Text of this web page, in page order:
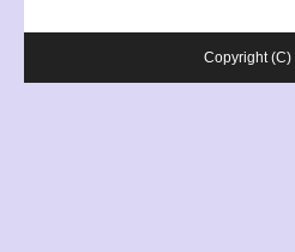
Copyright (C)